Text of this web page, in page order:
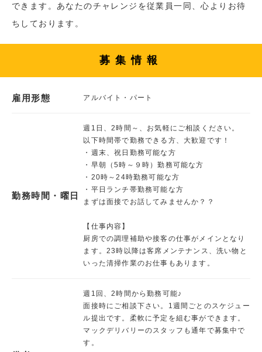
できます。あなたのチャレンジを従業員一同、心よりお待
ちしております。
募集情報
雇用形態 アルバイト・パート
勤務時間・曜日
週1日、2時間～、お気軽にご相談ください。
以下時間帯で勤務できる方、大歓迎です！
・週末、祝日勤務可能な方
・早朝（5時～９時）勤務可能な方
・20時～24時勤務可能な方
・平日ランチ帯勤務可能な方
まずは面接でお話してみませんか？？
【仕事内容】
厨房での調理補助や接客の仕事がメインとなり
ます。23時以降は客席メンテナンス、洗い物と
いった清掃作業のお仕事もあります。
週1回、2時間から勤務可能♪
面接時にご相談下さい。1週間ごとのスケジュー
ル提出です。柔軟に予定を組む事ができます。
マックデリバリーのスタッフも通年で募集中で
す。